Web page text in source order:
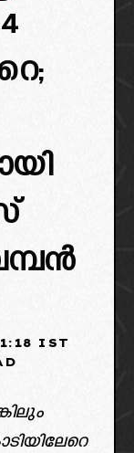
21:18 IST